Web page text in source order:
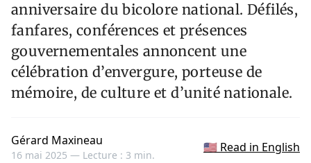
anniversaire du bicolore national. Défilés,
fanfares, conférences et présences
gouvernementales annoncent une
célébration d’envergure, porteuse de
mémoire, de culture et d’unité nationale.
Gérard Maxineau
16 mai 2025 — Lecture : 3 min.
🇺🇸 Read in English